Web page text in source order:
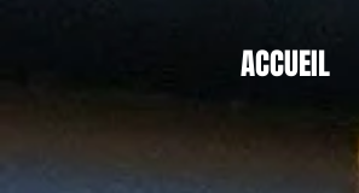
ACCUEIL